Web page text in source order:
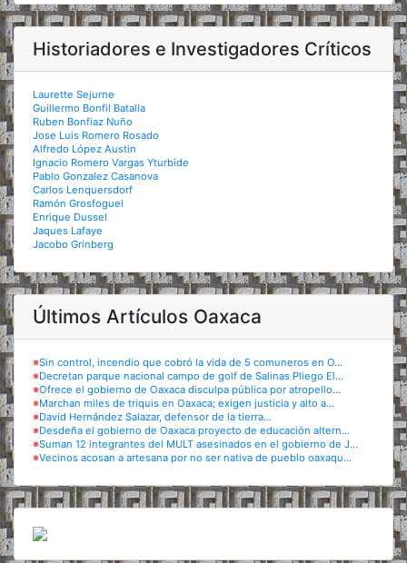
Historiadores e Investigadores Críticos
Laurette Sejurne
Guillermo Bonfil Batalla
Ruben Bonfiaz Nuño
Jose Luis Romero Rosado
Alfredo López Austin
Ignacio Romero Vargas Yturbide
Pablo Gonzalez Casanova
Carlos Lenquersdorf
Ramón Grosfoguel
Enrique Dussel
Jaques Lafaye
Jacobo Grinberg
Últimos Artículos Oaxaca
※Sin control, incendio que cobró la vida de 5 comuneros en O...
※Decretan parque nacional campo de golf de Salinas Pliego El...
※Ofrece el gobierno de Oaxaca disculpa pública por atropello...
※Marchan miles de triquis en Oaxaca; exigen justicia y alto a...
※David Hernández Salazar, defensor de la tierra...
※Desdeña el gobierno de Oaxaca proyecto de educación altern...
※Suman 12 integrantes del MULT asesinados en el gobierno de J...
※Vecinos acosan a artesana por no ser nativa de pueblo oaxaqu...